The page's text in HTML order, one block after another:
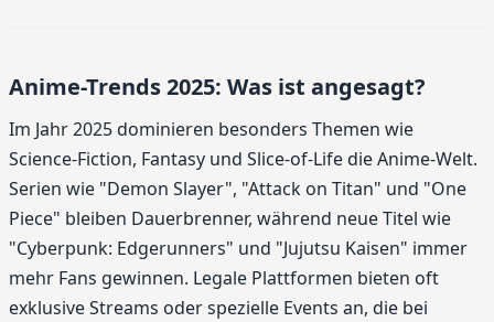
Anime-Trends 2025: Was ist angesagt?
Im Jahr 2025 dominieren besonders Themen wie
Science-Fiction, Fantasy und Slice-of-Life die Anime-Welt.
Serien wie "Demon Slayer", "Attack on Titan" und "One
Piece" bleiben Dauerbrenner, während neue Titel wie
"Cyberpunk: Edgerunners" und "Jujutsu Kaisen" immer
mehr Fans gewinnen. Legale Plattformen bieten oft
exklusive Streams oder spezielle Events an, die bei